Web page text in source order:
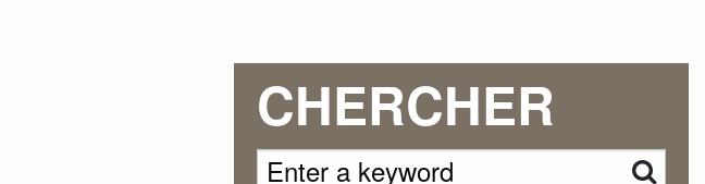
CHERCHER